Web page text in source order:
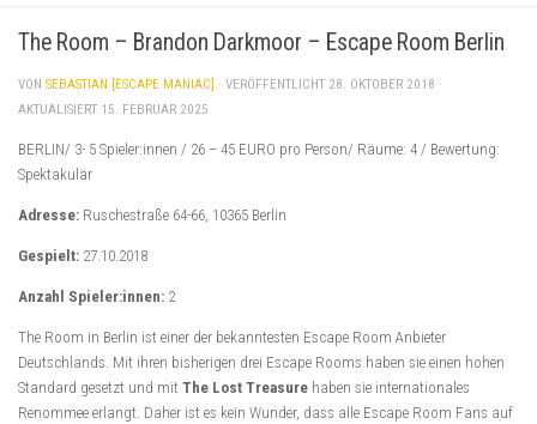
The Room – Brandon Darkmoor – Escape Room Berlin
VON SEBASTIAN [ESCAPE MANIAC] · VERÖFFENTLICHT 28. OKTOBER 2018 ·
AKTUALISIERT 15. FEBRUAR 2025
BERLIN/ 3- 5 Spieler:innen / 26 – 45 EURO pro Person/ Räume: 4 / Bewertung:
Spektakulär
Adresse: Ruschestraße 64-66, 10365 Berlin
Gespielt: 27.10.2018
Anzahl Spieler:innen: 2
The Room in Berlin ist einer der bekanntesten Escape Room Anbieter
Deutschlands. Mit ihren bisherigen drei Escape Rooms haben sie einen hohen
Standard gesetzt und mit The Lost Treasure haben sie internationales
Renommee erlangt. Daher ist es kein Wunder, dass alle Escape Room Fans auf